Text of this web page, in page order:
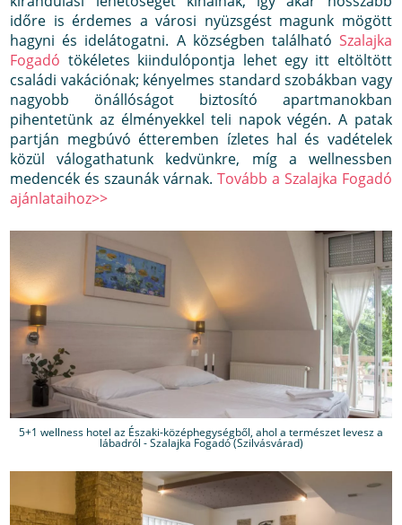
időre is érdemes a városi nyüzsgést magunk mögött
hagyni és idelátogatni. A községben található Szalajka
Fogadó tökéletes kiindulópontja lehet egy itt eltöltött
családi vakációnak; kényelmes standard szobákban vagy
nagyobb önállóságot biztosító apartmanokban
pihentetünk az élményekkel teli napok végén. A patak
partján megbúvó étteremben ízletes hal és vadételek
közül válogathatunk kedvünkre, míg a wellnessben
medencék és szaunák várnak. Tovább a Szalajka Fogadó
ajánlataihoz>>
5+1 wellness hotel az Északi-középhegységből, ahol a természet levesz a
lábadról - Szalajka Fogadó (Szilvásvárad)